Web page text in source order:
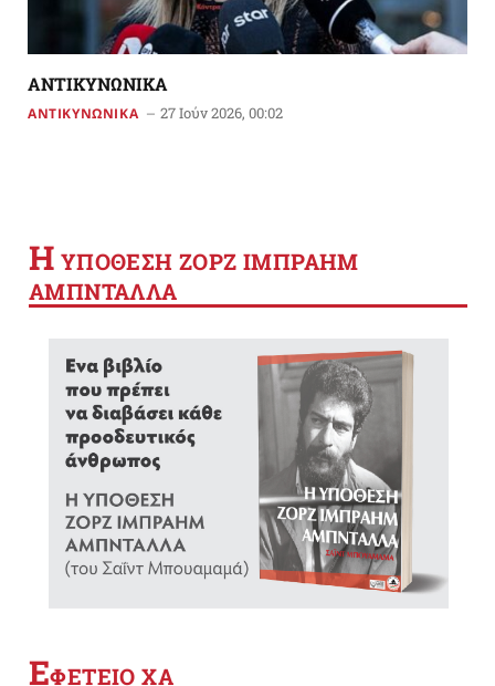
ΑΝΤΙΚΥΝΩΝΙΚΑ
ΑΝΤΙΚΥΝΩΝΙΚΑ 27 Ιούν 2026, 00:02
Η YΠΟΘΕΣΗ ΖΟΡΖ ΙΜΠΡΑΗΜ
ΑΜΠΝΤΑΛΛΑ
ΕΦΕΤΕΙΟ ΧΑ